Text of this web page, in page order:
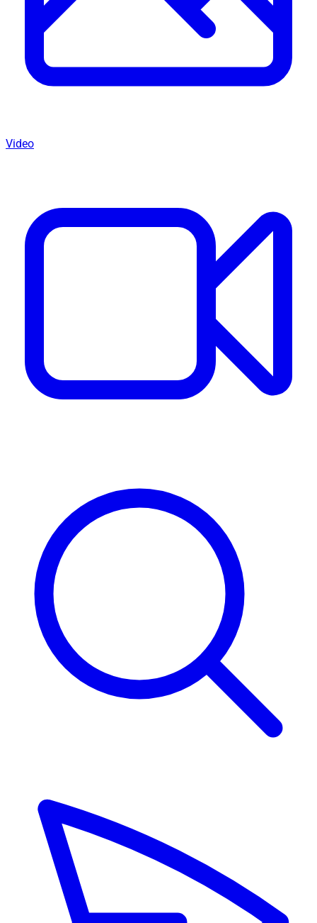
Video